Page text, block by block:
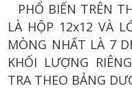
PHỔ BIẾN TRÊN
LÀ HỘP 12x12 VÀ
MÒNG NHẤT LÀ 7
KHỐI LƯỢNG
TRA THEO BẢNG